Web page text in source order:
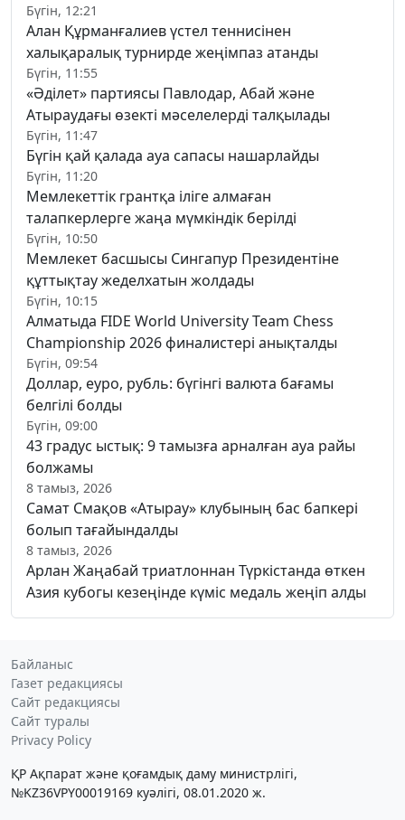
Бүгін, 12:21
Алан Құрманғалиев үстел теннисінен
халықаралық турнирде жеңімпаз атанды
Бүгін, 11:55
«Әділет» партиясы Павлодар, Абай және
Атыраудағы өзекті мәселелерді талқылады
Бүгін, 11:47
Бүгін қай қалада ауа сапасы нашарлайды
Бүгін, 11:20
Мемлекеттік грантқа іліге алмаған
талапкерлерге жаңа мүмкіндік берілді
Бүгін, 10:50
Мемлекет басшысы Сингапур Президентіне
құттықтау жеделхатын жолдады
Бүгін, 10:15
Алматыда FIDE World University Team Chess
Championship 2026 финалистері анықталды
Бүгін, 09:54
Доллар, еуро, рубль: бүгінгі валюта бағамы
белгілі болды
Бүгін, 09:00
43 градус ыстық: 9 тамызға арналған ауа райы
болжамы
8 тамыз, 2026
Самат Смақов «Атырау» клубының бас бапкері
болып тағайындалды
8 тамыз, 2026
Арлан Жаңабай триатлоннан Түркістанда өткен
Азия кубогы кезеңінде күміс медаль жеңіп алды
Байланыс
Газет редакциясы
Сайт редакциясы
Сайт туралы
Privacy Policy
ҚР Ақпарат және қоғамдық даму министрлігі,
№KZ36VPY00019169 куәлігі, 08.01.2020 ж.